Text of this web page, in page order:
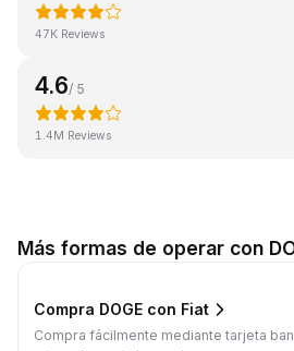
47K Reviews
4.6/ 5
1.4M Reviews
Más formas de operar con
Compra DOGE con Fiat
Compra fácilmente mediante tarjeta